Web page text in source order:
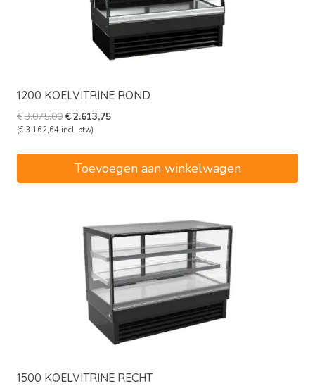
1200 KOELVITRINE ROND
€3.075,00Oorspronkelijke
prijs
€3.075,00.
€2.613,75Huidige
(€ 3.162,64 incl. btw)
Toevoegen aan winkelwagen
1500 KOELVITRINE RECHT